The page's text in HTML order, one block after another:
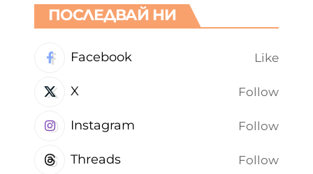
ПОСЛЕДВАЙ НИ
Facebook Like
X Follow
Instagram Follow
Threads Follow